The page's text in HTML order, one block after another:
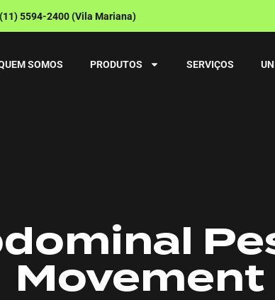
(11) 5594-2400 (Vila Mariana)
SOMOS PRODUTOS SERVIÇOS
Movement